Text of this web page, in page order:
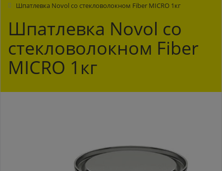
Шпатлевка Novol со стекловолокном Fiber MICRO 1кг
Шпатлевка Novol со
стекловолокном Fiber
MICRO 1кг